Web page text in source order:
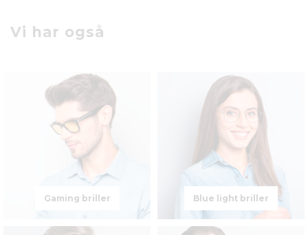
Vi har også
Gaming briller Blue light briller